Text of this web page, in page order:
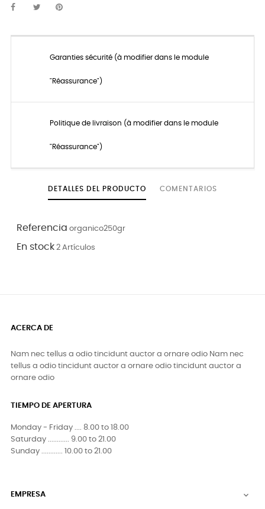
Garanties sécurité (à modifier dans le module
"Réassurance")
Politique de livraison (à modifier dans le module
"Réassurance")
DETALLES DEL PRODUCTO COMENTARIOS
Referencia organico250gr
En stock 2 Artículos
ACERCA DE
Nam nec tellus a odio tincidunt auctor a ornare odio Nam nec
tellus a odio tincidunt auctor a ornare odio tincidunt auctor a
ornare odio
TIEMPO DE APERTURA
Monday - Friday .... 8.00 to 18.00
Saturday ............ 9.00 to 21.00
Sunday ............ 10.00 to 21.00
EMPRESA 